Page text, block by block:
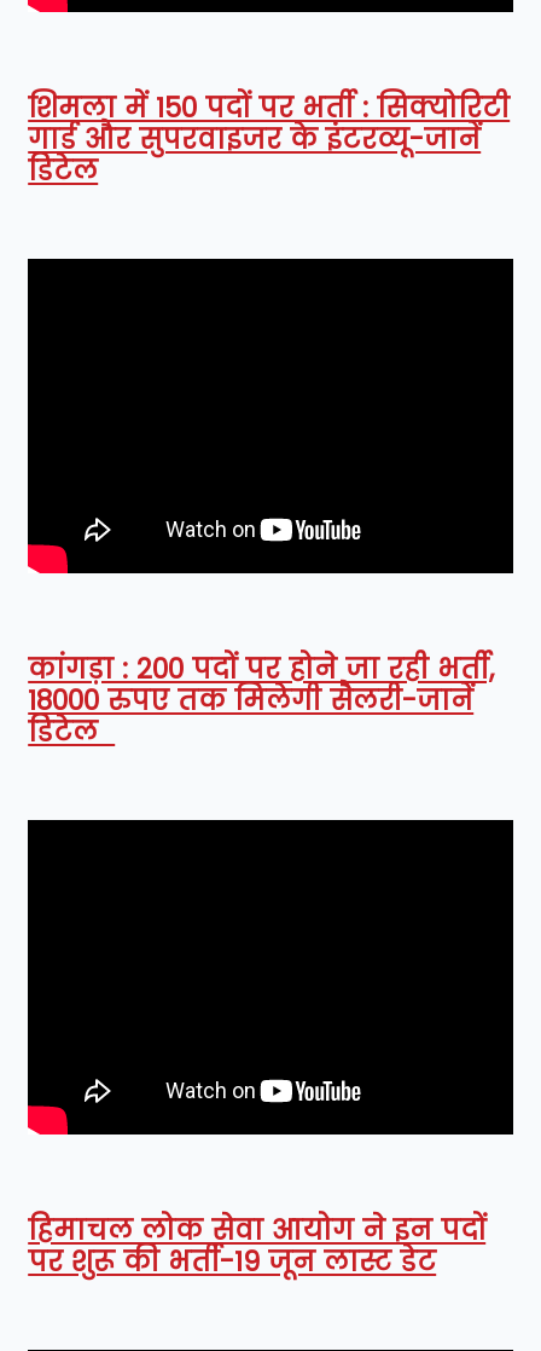
शिमला में 150 पदों पर भर्ती : सिक्योरिटी
गार्ड और सुपरवाइजर के इंटरव्यू-जानें
डिटेल
कांगड़ा : 200 पदों पर होने जा रही भर्ती,
18000 रुपए तक मिलेगी सैलरी-जानें
डिटेल
हिमाचल लोक सेवा आयोग ने इन पदों
पर शुरू की भर्ती-19 जून लास्ट डेट